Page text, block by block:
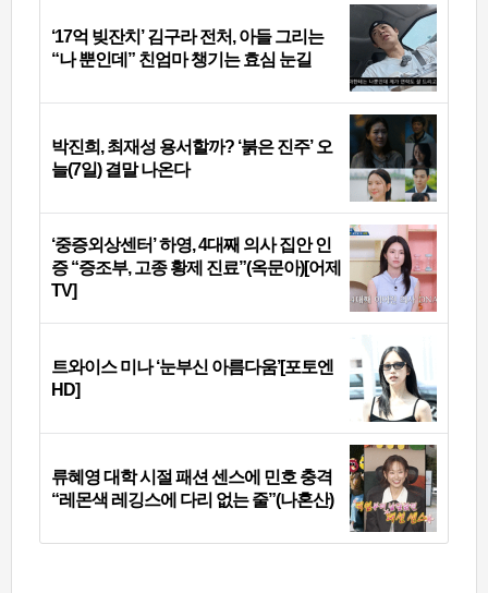
‘17억 빚잔치’ 김구라 전처, 아들 그리는
“나 뿐인데” 친엄마 챙기는 효심 눈길
박진희, 최재성 용서할까? ‘붉은 진주’ 오
늘(7일) 결말 나온다
‘중증외상센터’ 하영, 4대째 의사 집안 인
증 “증조부, 고종 황제 진료”(옥문아)[어제
TV]
트와이스 미나 ‘눈부신 아름다움’[포토엔
HD]
류혜영 대학 시절 패션 센스에 민호 충격
“레몬색 레깅스에 다리 없는 줄”(나혼산)